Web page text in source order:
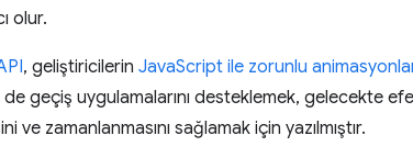
olur.
, geliştiricilerin JavaScript ile zorunlu
geçiş uygulamalarını desteklemek, gelecekte
ve zamanlanmasını sağlamak için yazılmıştır.